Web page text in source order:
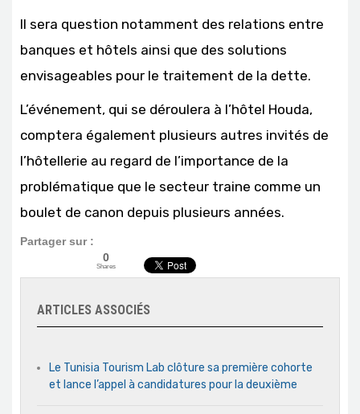
Il sera question notamment des relations entre
banques et hôtels ainsi que des solutions
envisageables pour le traitement de la dette.
L’événement, qui se déroulera à l’hôtel Houda,
comptera également plusieurs autres invités de
l’hôtellerie au regard de l’importance de la
problématique que le secteur traine comme un
boulet de canon depuis plusieurs années.
Partager sur :
0
Shares
ARTICLES ASSOCIÉS
Le Tunisia Tourism Lab clôture sa première cohorte
et lance l’appel à candidatures pour la deuxième